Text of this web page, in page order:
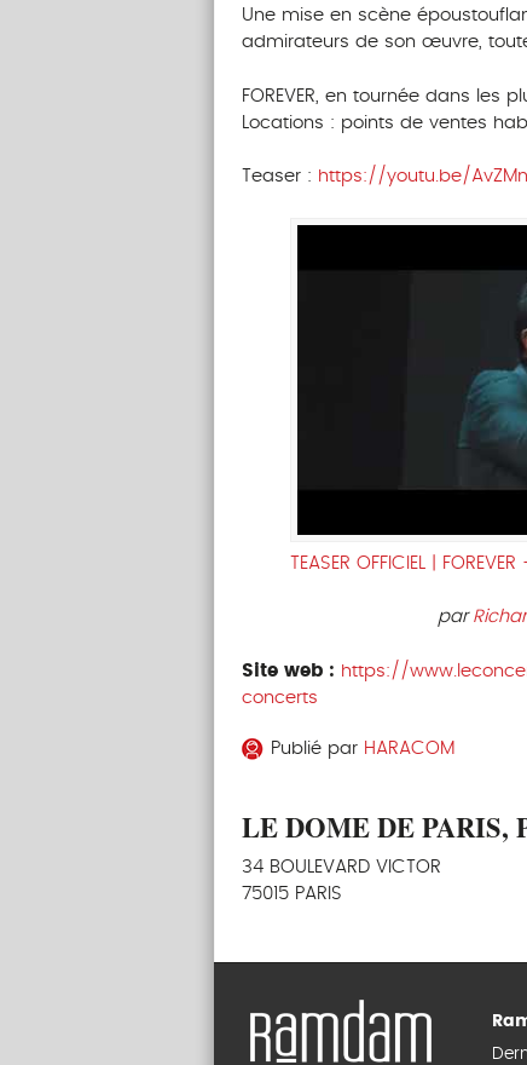
Une mise en scène
admirateurs de son œuvre,
FOREVER, en tournée dans les
Locations : points de ventes
Teaser : https://youtu.be/
TEASER OFFICIEL |
par
Site web : https://
concerts
Publié par HARACOM
LE DOME DE PARIS,
34 BOULEVARD VICTOR
75015 PARIS